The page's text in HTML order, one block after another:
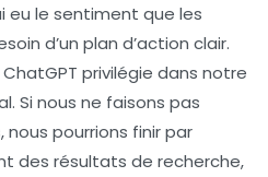
eu le sentiment que les
d’un plan d’action clair.
privilégie dans notre
Si nous ne faisons pas
pourrions finir par
des résultats de recherche,